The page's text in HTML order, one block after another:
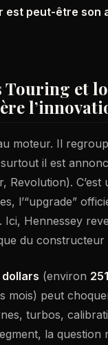
peut-être son
Touring et
moteur. Il
il est
Revolution).
l’“upgrade”
Hennessey
du constructeur
(environ
mois) peut
turbos,
la question